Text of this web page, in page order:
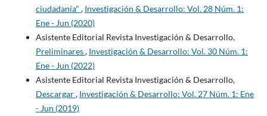
ciudadanía" , Investigación & Desarrollo: Vol. 28 Núm. 1:
Ene - Jun (2020)
Asistente Editorial Revista Investigación & Desarrollo,
Preliminares, Investigación & Desarrollo: Vol. 30 Núm. 1:
Ene - Jun (2022)
Asistente Editorial Revista Investigación & Desarrollo,
Descargar, Investigación & Desarrollo: Vol. 27 Núm. 1: Ene
- Jun (2019)